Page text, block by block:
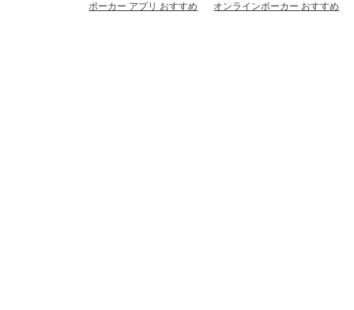
ポーカー アプリ おすすめ オンラインポーカー おすすめ